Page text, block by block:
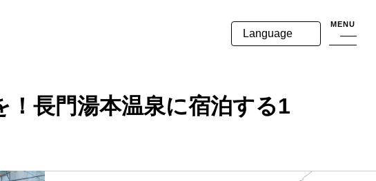
MENU
Language
長門湯本温泉に宿泊する1